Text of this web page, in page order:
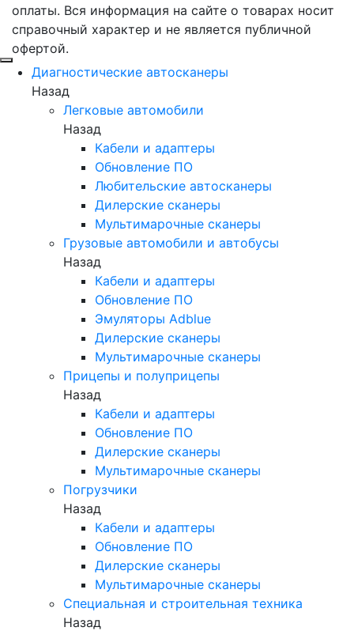
оплаты. Вся информация на сайте о товарах носит
справочный характер и не является публичной
офертой.
Диагностические автосканеры
Назад
Легковые автомобили
Назад
Кабели и адаптеры
Обновление ПО
Любительские автосканеры
Дилерские сканеры
Мультимарочные сканеры
Грузовые автомобили и автобусы
Назад
Кабели и адаптеры
Обновление ПО
Эмуляторы Adblue
Дилерские сканеры
Мультимарочные сканеры
Прицепы и полуприцепы
Назад
Кабели и адаптеры
Обновление ПО
Дилерские сканеры
Мультимарочные сканеры
Погрузчики
Назад
Кабели и адаптеры
Обновление ПО
Дилерские сканеры
Мультимарочные сканеры
Специальная и строительная техника
Назад